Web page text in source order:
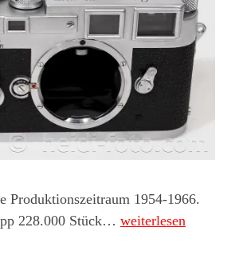
Produktionszeitraum 1954-1966.
228.000 Stück… Leica M3
weiterlesen